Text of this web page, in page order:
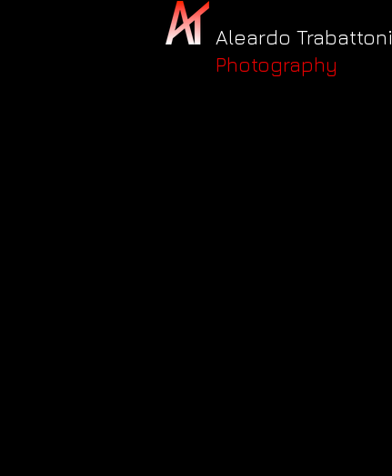
Aleardo Trabattoni
Photography